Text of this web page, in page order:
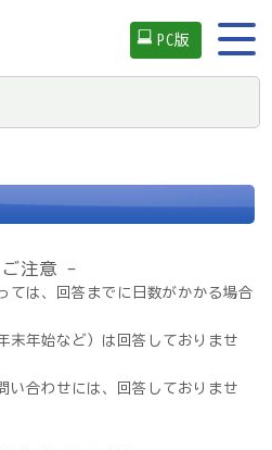
PC版
注意 -
ては、回答までに日数がかかる場合
末年始など）は回答しておりませ
い合わせには、回答しておりませ